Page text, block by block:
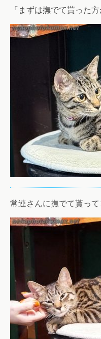
『まずは撫でて貰った
常連さんに撫でて貰って